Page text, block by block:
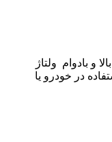
و بادوام ولتاژ
در خودرو یا